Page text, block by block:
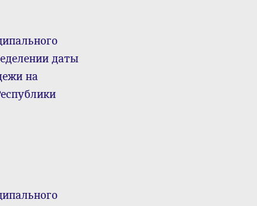
даты
на